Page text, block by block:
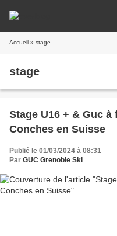
Accueil » stage
stage
Stage U16 + & Guc
Conches en Suisse
Publié le 01/03/2024 à 08:31
Par GUC Grenoble Ski